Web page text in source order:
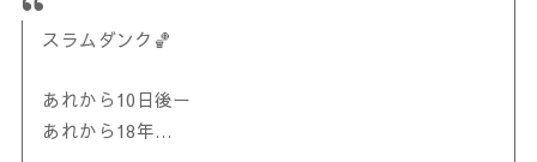
スラムダンク🏀
あれから10日後ー
あれから18年…